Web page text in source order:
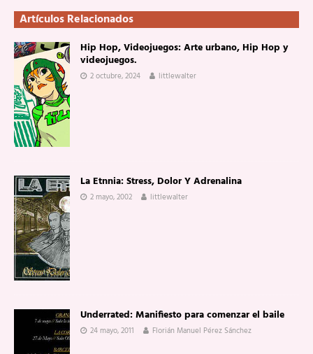
Artículos Relacionados
Hip Hop, Videojuegos: Arte urbano, Hip Hop y
videojuegos.
2 octubre, 2024 littlewalter
La Etnnia: Stress, Dolor Y Adrenalina
2 mayo, 2002 littlewalter
Underrated: Manifiesto para comenzar el baile
24 mayo, 2011 Florián Manuel Pérez Sánchez